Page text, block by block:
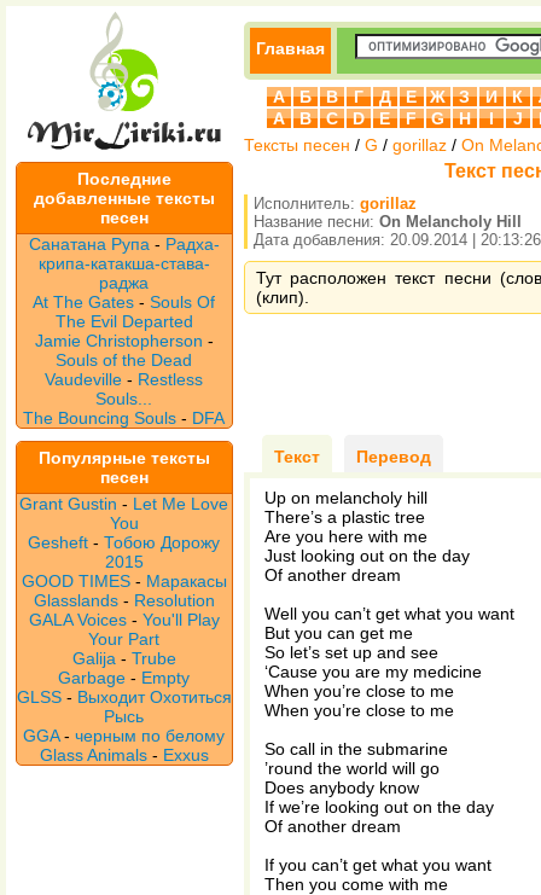
Последние
добавленные тексты
песен
Санатана Рупа - Радха-
крипа-катакша-става-
раджа
At The Gates -Souls Of
The Evil Departed
Jamie Christopherson -
Souls of the Dead
Vaudeville- Restless
Souls...
The Bouncing Souls - DFA
Популярные тексты
песен
Grant Gustin - Let Me Love
You
Gesheft -Тобою Дорожу
2015
GOOD TIMES - Маракасы
Glasslands - Resolution
GALA Voices - You'll Play
Your Part
Galija - Trube
Garbage - Empty
GLSS - Выходит Охотиться
Рысь
GGA-черным по белому
Glass Animals - Exxus
Главная
А Б В Г Д Е Ж З И К
A
B C D E F G H I J
Тексты песен / G / gorillaz / On
Текст
Исполнитель: gorillaz
Название песни: On Melancholy Hill
Дата добавления: 20.09.2014 | 20:13:26
Тут расположен текст песни
(клип).
Текст Перевод
Up on melancholy hill
There’s a plastic tree
Are you here with me
Just looking out on the day
Of another dream
Well you can’t get what you want
But you can get me
So let’s set up and see
‘Cause you are my medicine
When you’re close to me
When you’re close to me
So call in the submarine
’round the world will go
Does anybody know
If we’re looking out on the day
Of another dream
If you can’t get what you want
Then you come with me